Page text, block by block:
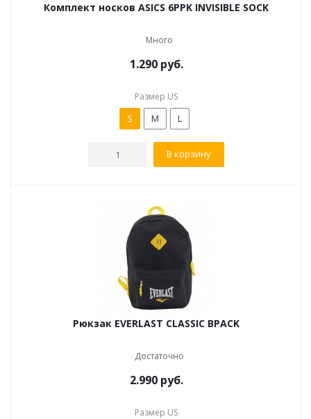
Комплект носков ASICS 6PPK INVISIBLE SOCK
Много
1.290руб.
Размер US
S M L
В корзину
Рюкзак EVERLAST CLASSIC BPACK
Достаточно
2.990руб.
Размер US